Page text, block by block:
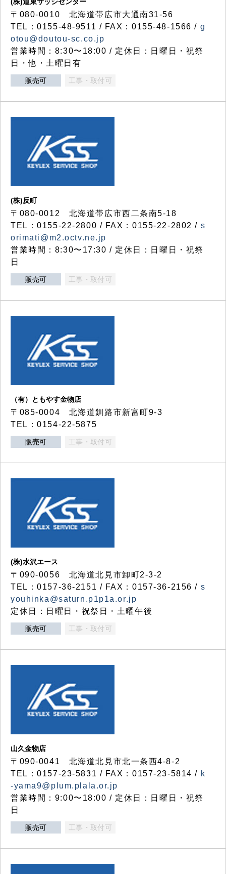
〒080-0010 北海道帯広市大通南31-56
TEL：0155-48-9511 / FAX：0155-48-1566 / g
otou@doutou-sc.co.jp
営業時間：8:30〜18:00 / 定休日：日曜日・祝祭
日・他・土曜日有
販売可 工事・取付可
(株)反町
〒080-0012 北海道帯広市西二条南5-18
TEL：0155-22-2800 / FAX：0155-22-2802 / s
orimati@m2.octv.ne.jp
営業時間：8:30〜17:30 / 定休日：日曜日・祝祭
日
販売可 工事・取付可
（有）ともやす金物店
〒085-0004 北海道釧路市新富町9-3
TEL：0154-22-5875
販売可 工事・取付可
(株)水沢エース
〒090-0056 北海道北見市卸町2-3-2
TEL：0157-36-2151 / FAX：0157-36-2156 / s
youhinka@saturn.p1p1a.or.jp
定休日：日曜日・祝祭日・土曜午後
販売可 工事・取付可
山久金物店
〒090-0041 北海道北見市北一条西4-8-2
TEL：0157-23-5831 / FAX：0157-23-5814 / k
-yama9@plum.plala.or.jp
営業時間：9:00〜18:00 / 定休日：日曜日・祝祭
日
販売可 工事・取付可